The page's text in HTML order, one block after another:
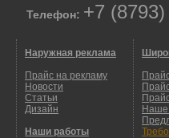
Телефон: +7
Наружная реклама
Прайс на рекламу
Новости
Статьи
Дизайн
Наши работы
Наше